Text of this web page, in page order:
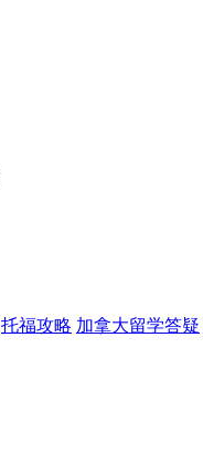
托福攻略 加拿大留学答疑